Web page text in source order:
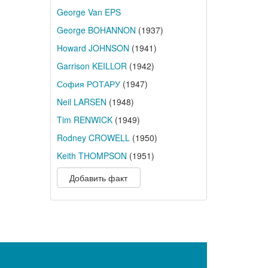
George Van EPS
George BOHANNON (1937)
Howard JOHNSON (1941)
Garrison KEILLOR(1942)
София РОТАРУ(1947)
Neil LARSEN (1948)
Tim RENWICK(1949)
Rodney CROWELL(1950)
Keith THOMPSON (1951)
Добавить факт